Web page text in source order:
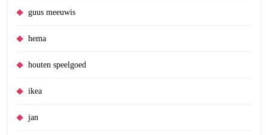
guus meeuwis
hema
houten speelgoed
ikea
jan